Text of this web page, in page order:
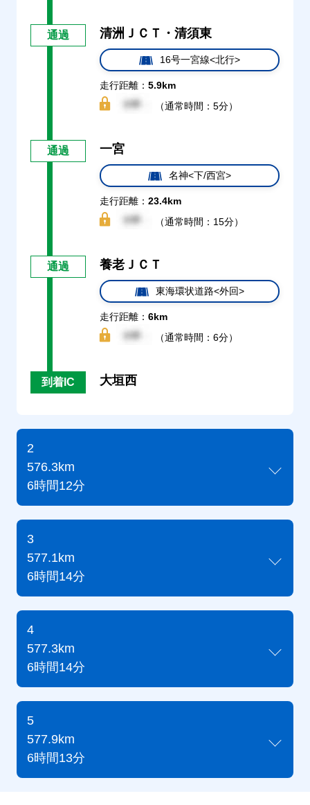
通過 清洲ＪＣＴ・清須東
16号一宮線<北行>
走行距離： 5.9km
（通常時間：5分）
通過 一宮
名神<下/西宮>
走行距離： 23.4km
（通常時間：15分）
通過 養老ＪＣＴ
東海環状道路<外回>
走行距離： 6km
（通常時間：6分）
到着IC 大垣西
2
576.3km
6時間12分
3
577.1km
6時間14分
4
577.3km
6時間14分
5
577.9km
6時間13分